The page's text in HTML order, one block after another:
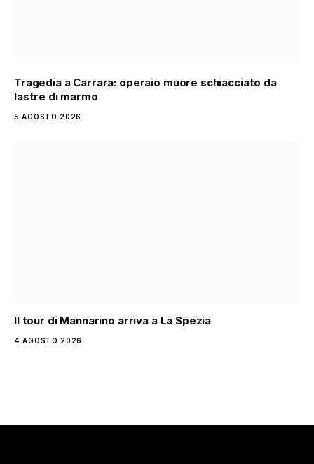
Tragedia a Carrara: operaio muore schiacciato da
lastre di marmo
5 AGOSTO 2026
Il tour di Mannarino arriva a La Spezia
4 AGOSTO 2026